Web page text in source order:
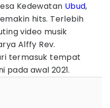
Kedewatan Ubud,
hits. Terlebih
video musik
Alffy Rev.
termasuk tempat
pada awal 2021.